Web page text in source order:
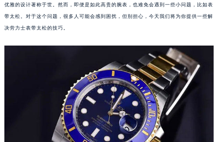
优雅的设计著称于世。然而，即便是如此高贵的腕表，也难免会遇到一些小问题，比如表
带太松。对于这个问题，很多人可能会感到困扰，但别担心，今天我们将为你提供一些解
决劳力士表带太松的技巧。